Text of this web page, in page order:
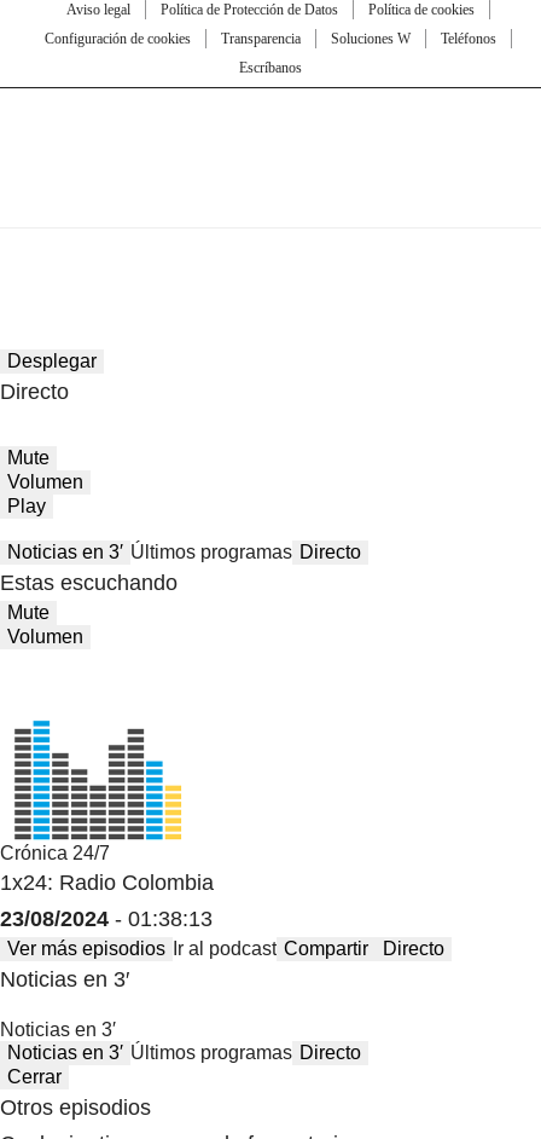
Aviso legal Política de Protección de Datos
Política de cookies
Configuración de cookies
Transparencia Soluciones W
Teléfonos
Escríbanos
Desplegar
Directo
Mute
Volumen
Play
Noticias en 3′ Últimos programas Directo
Estas escuchando
Mute
Volumen
Crónica 24/7
1x24: Radio Colombia
23/08/2024 - 01:38:13
Ver más episodios Ir al podcast Compartir Directo
Noticias en 3′
Noticias en 3′
Noticias en 3′ Últimos programas Directo
Cerrar
Otros episodios